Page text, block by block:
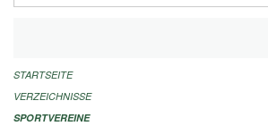
ALLGEMEINE INFORMATIONEN
FINANZIELLE UNTERSTÜTZUNG BENÖTIGT?
STARTSEITE
VERZEICHNISSE
SPORTVEREINE